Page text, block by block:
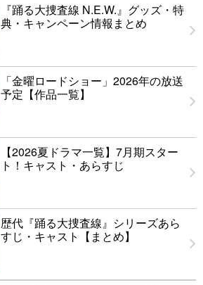
『踊る大捜査線 N.E.W.』グッズ・特
典・キャンペーン情報まとめ
「金曜ロードショー」2026年の放送
予定【作品一覧】
【2026夏ドラマ一覧】7月期スター
ト！キャスト・あらすじ
歴代『踊る大捜査線』シリーズあら
すじ・キャスト【まとめ】